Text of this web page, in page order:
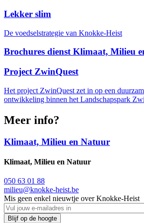
Lekker slim
De voedselstrategie van Knokke-Heist
Brochures dienst Klimaat, Milieu
Project ZwinQuest
Het project ZwinQuest zet in op een
ontwikkeling binnen het Landschapspark
Meer info?
Klimaat, Milieu en Natuur
Klimaat, Milieu en Natuur
050 63 01 88
milieu@knokke-heist.be
Mis geen enkel nieuwtje over Knokke-Heist